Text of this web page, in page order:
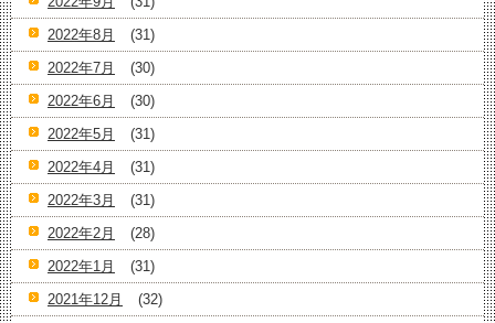
2022年8月
(31)
2022年7月
(30)
2022年6月
(30)
2022年5月
(31)
2022年4月
(31)
2022年3月
(31)
2022年2月
(28)
2022年1月
(31)
2021年12月
(32)